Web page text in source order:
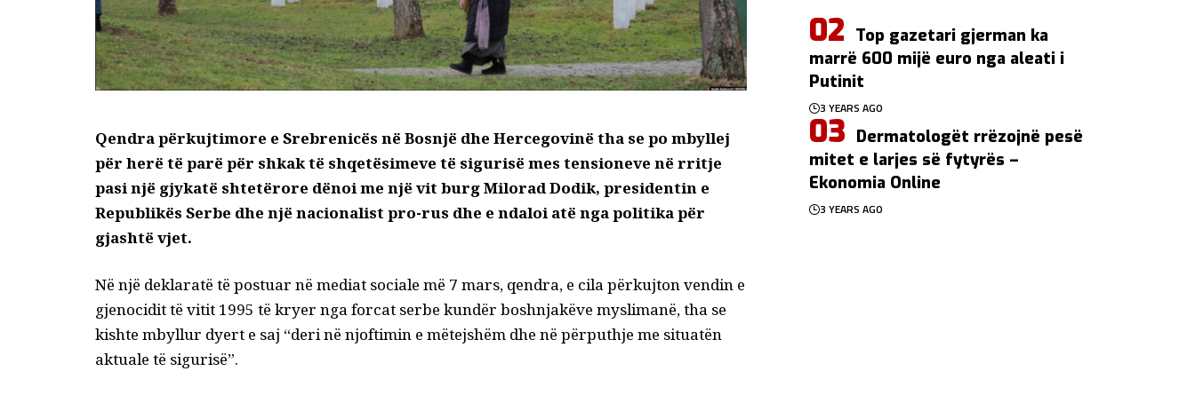
Qendra përkujtimore e Srebrenicës në Bosnjë dhe Hercegovinë tha se po mbyllej
për herë të parë për shkak të shqetësimeve të sigurisë mes tensioneve në rritje
pasi një gjykatë shtetërore dënoi me një vit burg Milorad Dodik, presidentin e
Republikës Serbe dhe një nacionalist pro-rus dhe e ndaloi atë nga politika për
gjashtë vjet.
Në një deklaratë të postuar në mediat sociale më 7 mars, qendra, e cila përkujton vendin e
gjenocidit të vitit 1995 të kryer nga forcat serbe kundër boshnjakëve myslimanë, tha se
kishte mbyllur dyert e saj “deri në njoftimin e mëtejshëm dhe në përputhje me situatën
aktuale të sigurisë”.
Top gazetari gjerman ka
marrë 600 mijë euro nga aleati i
Putinit
3 YEARS AGO
Dermatologët rrëzojnë pesë
mitet e larjes së fytyrës –
Ekonomia Online
3 YEARS AGO